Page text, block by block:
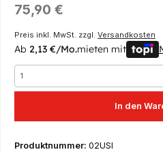
Regulärer Preis:
75,90 €
Preis inkl. MwSt. zzgl. Versandkosten
Ab 2,13 €/Mo.mieten mit
In den
Produktnummer: 02USI